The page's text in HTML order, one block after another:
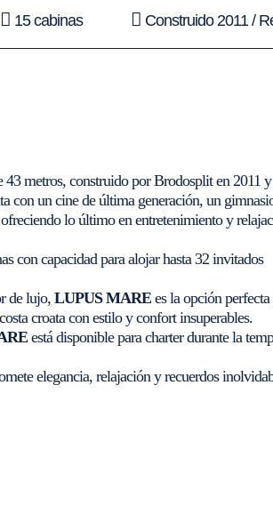
15 cabinas Construido 2011 /
43 metros, construido por Brodosplit en 2011 y
con un cine de última generación, un
lo último en entretenimiento y
con capacidad para alojar hasta 32 invitados
de lujo, LUPUS MARE es la opción perfecta
croata con estilo y confort insuperables.
está disponible para charter durante la
elegancia, relajación y recuerdos